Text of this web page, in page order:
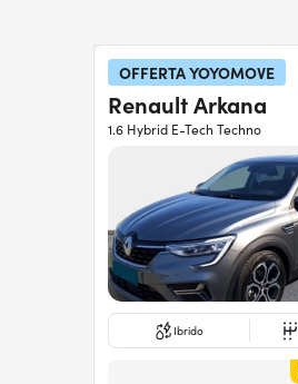
OFFERTA YOYOMOVE
Renault Arkana
1.6 Hybrid E-Tech Techno
Ibrido